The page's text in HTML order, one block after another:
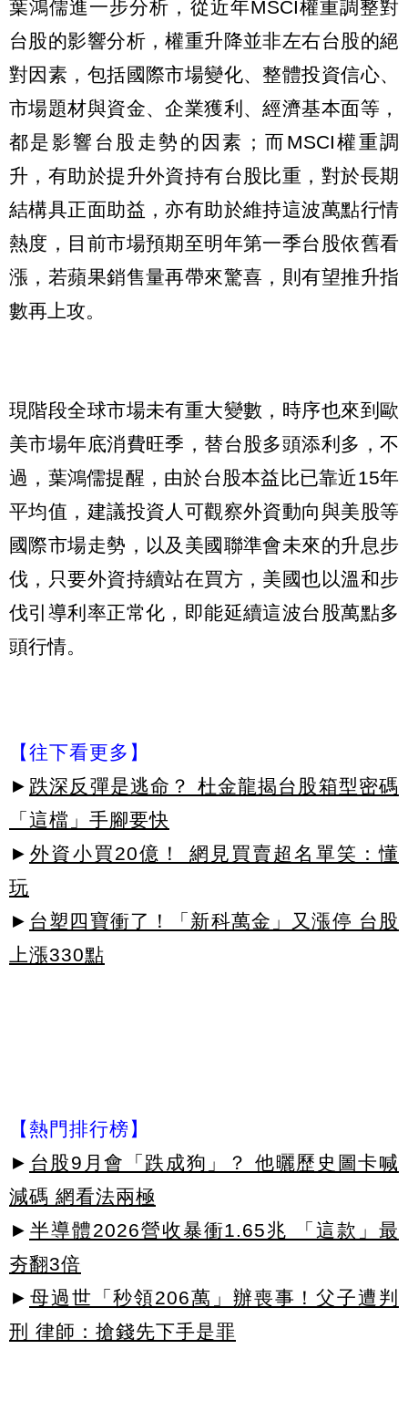
葉鴻儒進一步分析，從近年MSCI權重調整對
台股的影響分析，權重升降並非左右台股的絕
對因素，包括國際市場變化、整體投資信心、
市場題材與資金、企業獲利、經濟基本面等，
都是影響台股走勢的因素；而MSCI權重調
升，有助於提升外資持有台股比重，對於長期
結構具正面助益，亦有助於維持這波萬點行情
熱度，目前市場預期至明年第一季台股依舊看
漲，若蘋果銷售量再帶來驚喜，則有望推升指
數再上攻。
現階段全球市場未有重大變數，時序也來到歐
美市場年底消費旺季，替台股多頭添利多，不
過，葉鴻儒提醒，由於台股本益比已靠近15年
平均值，建議投資人可觀察外資動向與美股等
國際市場走勢，以及美國聯準會未來的升息步
伐，只要外資持續站在買方，美國也以溫和步
伐引導利率正常化，即能延續這波台股萬點多
頭行情。
【往下看更多】
► 跌深反彈是逃命？ 杜金龍揭台股箱型密碼
「這檔」手腳要快
► 外資小買20億！ 網見買賣超名單笑：懂
玩
► 台塑四寶衝了！「新科萬金」又漲停 台股
上漲330點
【熱門排行榜】
► 台股9月會「跌成狗」？ 他曬歷史圖卡喊
減碼 網看法兩極
► 半導體2026營收暴衝1.65兆 「這款」最
夯翻3倍
► 母過世「秒領206萬」辦喪事！父子遭判
刑 律師：搶錢先下手是罪